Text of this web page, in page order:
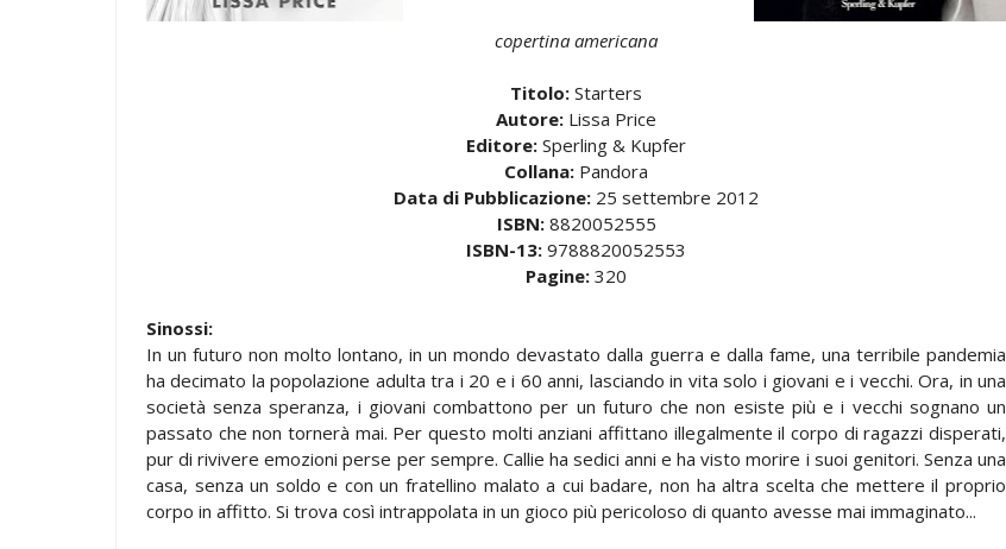
copertina americana
Titolo: Starters
Autore: Lissa Price
Editore: Sperling & Kupfer
Collana: Pandora
Data di Pubblicazione: 25 settembre 2012
ISBN: 8820052555
ISBN-13: 9788820052553
Pagine: 320
Sinossi:
In un futuro non molto lontano, in un mondo devastato dalla guerra e dalla fame, una terribile pandemia
ha decimato la popolazione adulta tra i 20 e i 60 anni, lasciando in vita solo i giovani e i vecchi. Ora, in una
società senza speranza, i giovani combattono per un futuro che non esiste più e i vecchi sognano un
passato che non tornerà mai. Per questo molti anziani affittano illegalmente il corpo di ragazzi disperati,
pur di rivivere emozioni perse per sempre. Callie ha sedici anni e ha visto morire i suoi genitori. Senza una
casa, senza un soldo e con un fratellino malato a cui badare, non ha altra scelta che mettere il proprio
corpo in affitto. Si trova così intrappolata in un gioco più pericoloso di quanto avesse mai immaginato...